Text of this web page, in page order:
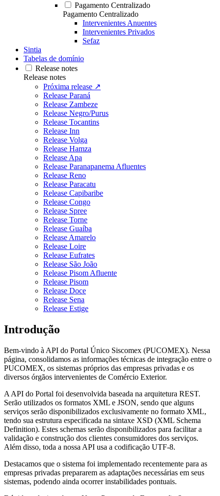
Pagamento Centralizado
Pagamento Centralizado
Intervenientes Anuentes
Intervenientes Privados
Sefaz
Sintia
Tabelas de domínio
Release notes
Release notes
Próxima release ↗
Release Paraná
Release Zambeze
Release Negro/Purus
Release Tocantins
Release Inn
Release Volga
Release Hamza
Release Apa
Release Paranapanema Afluentes
Release Reno
Release Paracatu
Release Capibaribe
Release Congo
Release Spree
Release Torne
Release Guaíba
Release Amarelo
Release Loire
Release Eufrates
Release São João
Release Pisom Afluente
Release Pisom
Release Doce
Release Sena
Release Estige
Introdução
Bem-vindo à API do Portal Único Siscomex (PUCOMEX). Nessa
página, consolidamos as informações técnicas de integração entre o
PUCOMEX, os sistemas próprios das empresas privadas e os
diversos órgãos intervenientes de Comércio Exterior.
A API do Portal foi desenvolvida baseada na arquitetura REST.
Serão utilizados os formatos XML e JSON, sendo que alguns
serviços serão disponibilizados exclusivamente no formato XML,
tendo sua estrutura especificada na sintaxe XSD (XML Schema
Definition). Estes schemas serão disponibilizados para facilitar a
validação e construção dos clientes consumidores dos serviços.
Além disso, toda a nossa API usa a codificação UTF-8.
Destacamos que o sistema foi implementado recentemente para as
empresas privadas prepararem as adaptações necessárias em seus
sistemas, podendo ainda ocorrer instabilidades pontuais.